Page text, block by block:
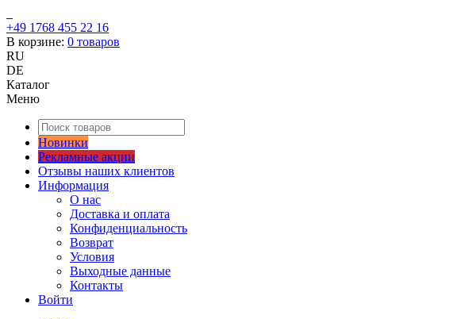
+49 1768 455 22 16
В корзине: 0 товаров
RU
DE
Каталог
Меню
Новинки
Рекламные акции
Отзывы наших клиентов
Информация
О нас
Доставка и оплата
Конфиденциальность
Возврат
Условия
Выходные данные
Контакты
Войти